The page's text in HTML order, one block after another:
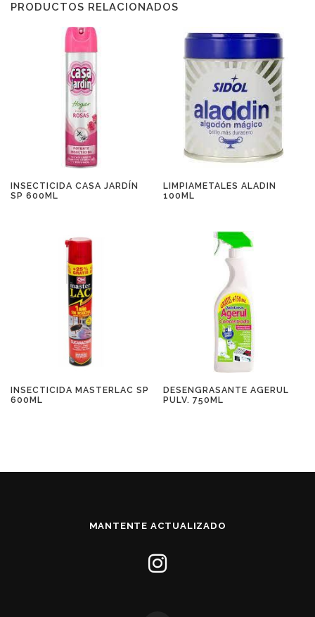
PRODUCTOS RELACIONADOS
INSECTICIDA CASA JARDÍN
SP 600ML
LIMPIAMETALES ALADIN
100ML
INSECTICIDA MASTERLAC SP
600ML
DESENGRASANTE AGERUL
PULV. 750ML
MANTENTE ACTUALIZADO